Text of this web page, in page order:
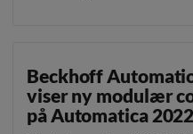
Beckhoff
viser ny modulær
på Automatica 2022